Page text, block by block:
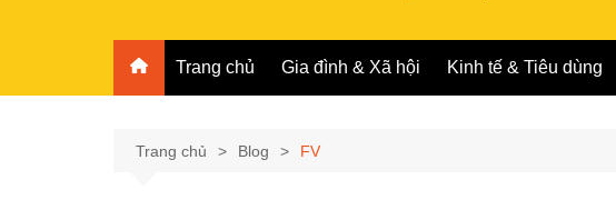
Trang chủ Gia đình & Xã hội Kinh tế & Tiêu dùng
Trang chủ Blog FV